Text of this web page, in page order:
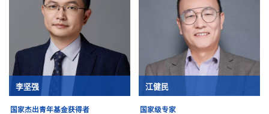
李坚强
国家杰出青年基金获得者
江健民
国家级专家